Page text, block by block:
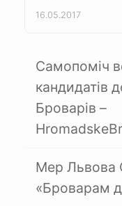
16.05.2017
Самопоміч
кандидатів
Броварів –
Мер Львова
«Броварам